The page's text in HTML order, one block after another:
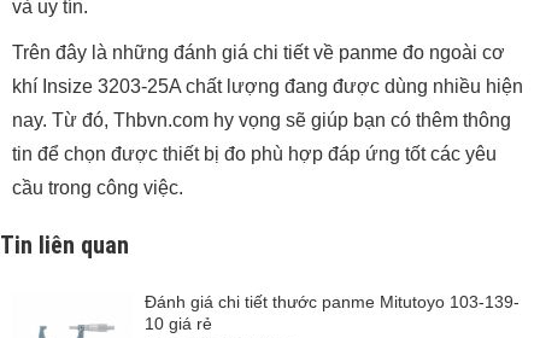
và uy tín.
Trên đây là những đánh giá chi tiết về panme đo ngoài cơ
khí Insize 3203-25A chất lượng đang được dùng nhiều hiện
nay. Từ đó, Thbvn.com hy vọng sẽ giúp bạn có thêm thông
tin để chọn được thiết bị đo phù hợp đáp ứng tốt các yêu
cầu trong công việc.
Tin liên quan
Đánh giá chi tiết thước panme Mitutoyo 103-139-
10 giá rẻ